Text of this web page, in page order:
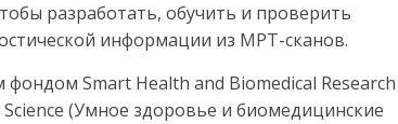
разработать, обучить и проверить
информации из МРТ-сканов.
Smart Health and Biomedical Research
(Умное здоровье и биомедицинские